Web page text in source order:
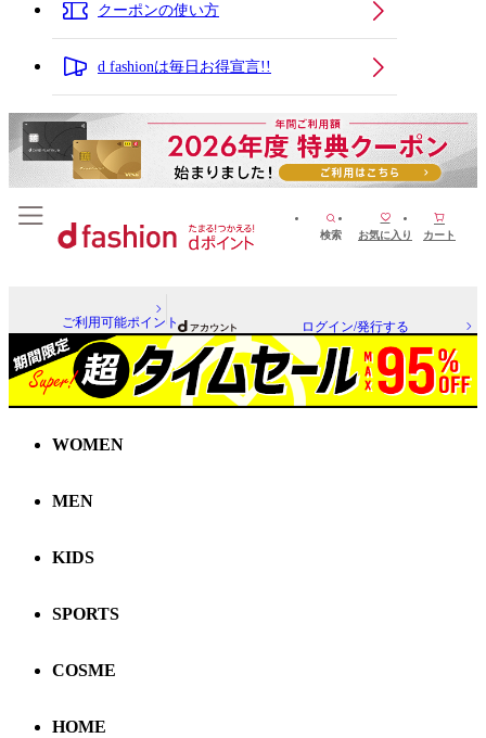
クーポンの使い方
d fashionは毎日お得宣言!!
検索 お気に入り カート
ご利用可能ポイント ログイン/発行する
WOMEN
MEN
KIDS
SPORTS
COSME
HOME